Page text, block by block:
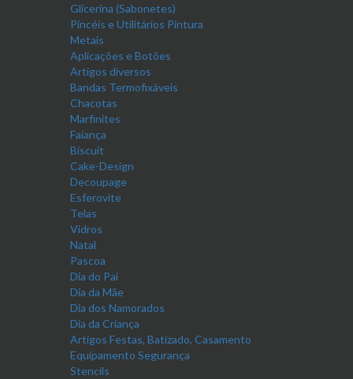
Glicerina (Sabonetes)
Pincéis e Utilitários Pintura
Metais
Aplicações e Botões
Artigos diversos
Bandas Termofixáveis
Chacotas
Marfinites
Faiança
Biscuit
Cake-Design
Decoupage
Esferovite
Telas
Vidros
Natal
Pascoa
Dia do Pai
Dia da Mãe
Dia dos Namorados
Dia da Criança
Artigos Festas, Batizado, Casamento
Equipamento Segurança
Stencils